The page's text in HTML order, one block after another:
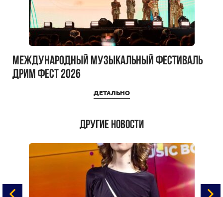
Международный музыкальный фестиваль
ДРИМ ФЕСТ 2026
ДЕТАЛЬНО
Другие новости